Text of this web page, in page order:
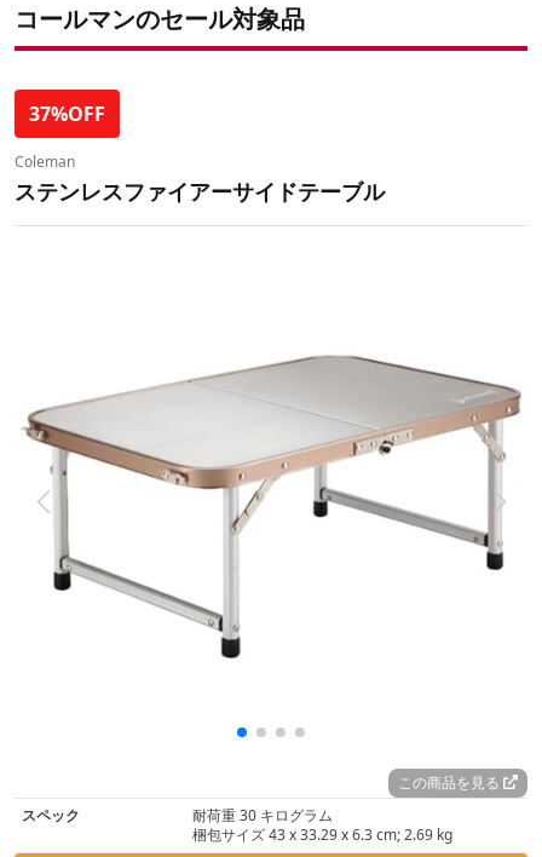
コールマンのセール対象品
37%OFF
Coleman
ステンレスファイアーサイドテーブル
この商品を見る
スペック
耐荷重 ‎30 キログラム
梱包サイズ ‎43 x 33.29 x 6.3 cm; 2.69 kg